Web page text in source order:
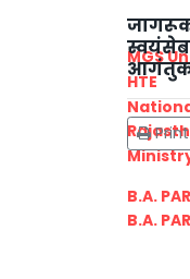
MGS
HTE
B.A.
B.A.
आगंतुकों
Print